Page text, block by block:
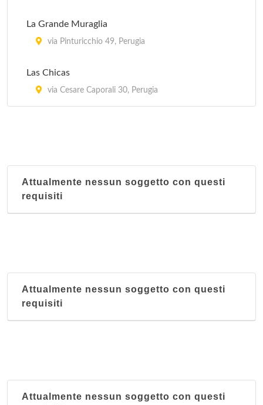
La Grande Muraglia
via Pinturicchio 49, Perugia
Las Chicas
via Cesare Caporali 30, Perugia
Attualmente nessun soggetto con questi
requisiti
Attualmente nessun soggetto con questi
requisiti
Attualmente nessun soggetto con questi